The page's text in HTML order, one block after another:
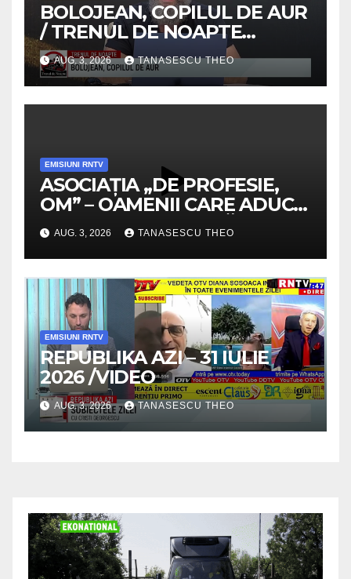
BOLOJEAN, COPILUL DE AUR
/ TRENUL DE NOAPTE
/VIDEO
AUG. 3, 2026 TANASESCU THEO
EMISIUNI RNTV
ASOCIAȚIA „DE PROFESIE,
OM” – OAMENII CARE ADUC
VALOARE COMUNITĂȚII /
SECRETELE SUCCESULUI
/VIDEO
AUG. 3, 2026 TANASESCU THEO
EMISIUNI RNTV
REPUBLIKA AZI – 31 IULIE
2026 /VIDEO
AUG. 3, 2026 TANASESCU THEO